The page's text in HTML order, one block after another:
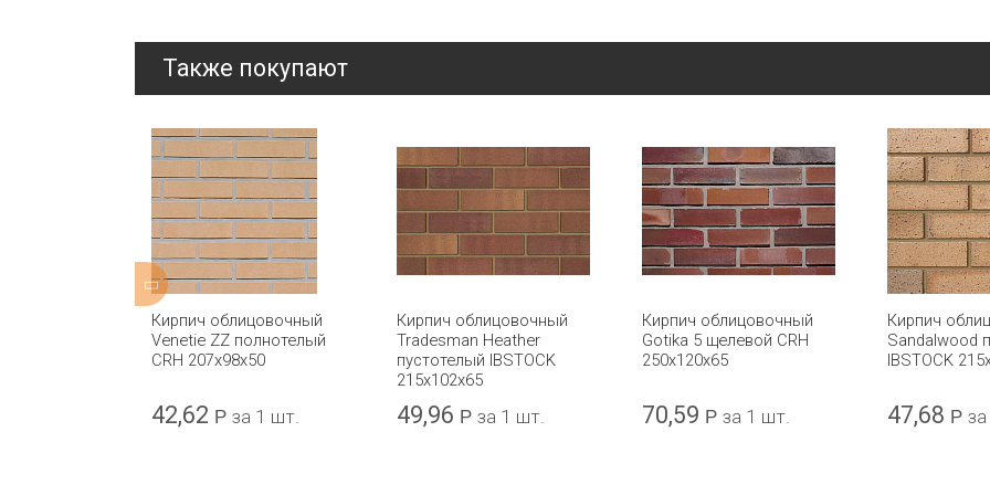
Также покупают
Кирпич облицовочный
Venetie ZZ полнотелый
CRH 207x98x50
42,62 Р за 1 шт.
Кирпич облицовочный
Tradesman Heather
пустотелый IBSTOCK
215x102x65
49,96 Р за 1 шт.
Кирпич облицовочный
Gotika 5 щелевой CRH
250x120x65
70,59 Р за 1 шт.
Кирпич
Sandalwood
IBSTOCK
47,68 Р